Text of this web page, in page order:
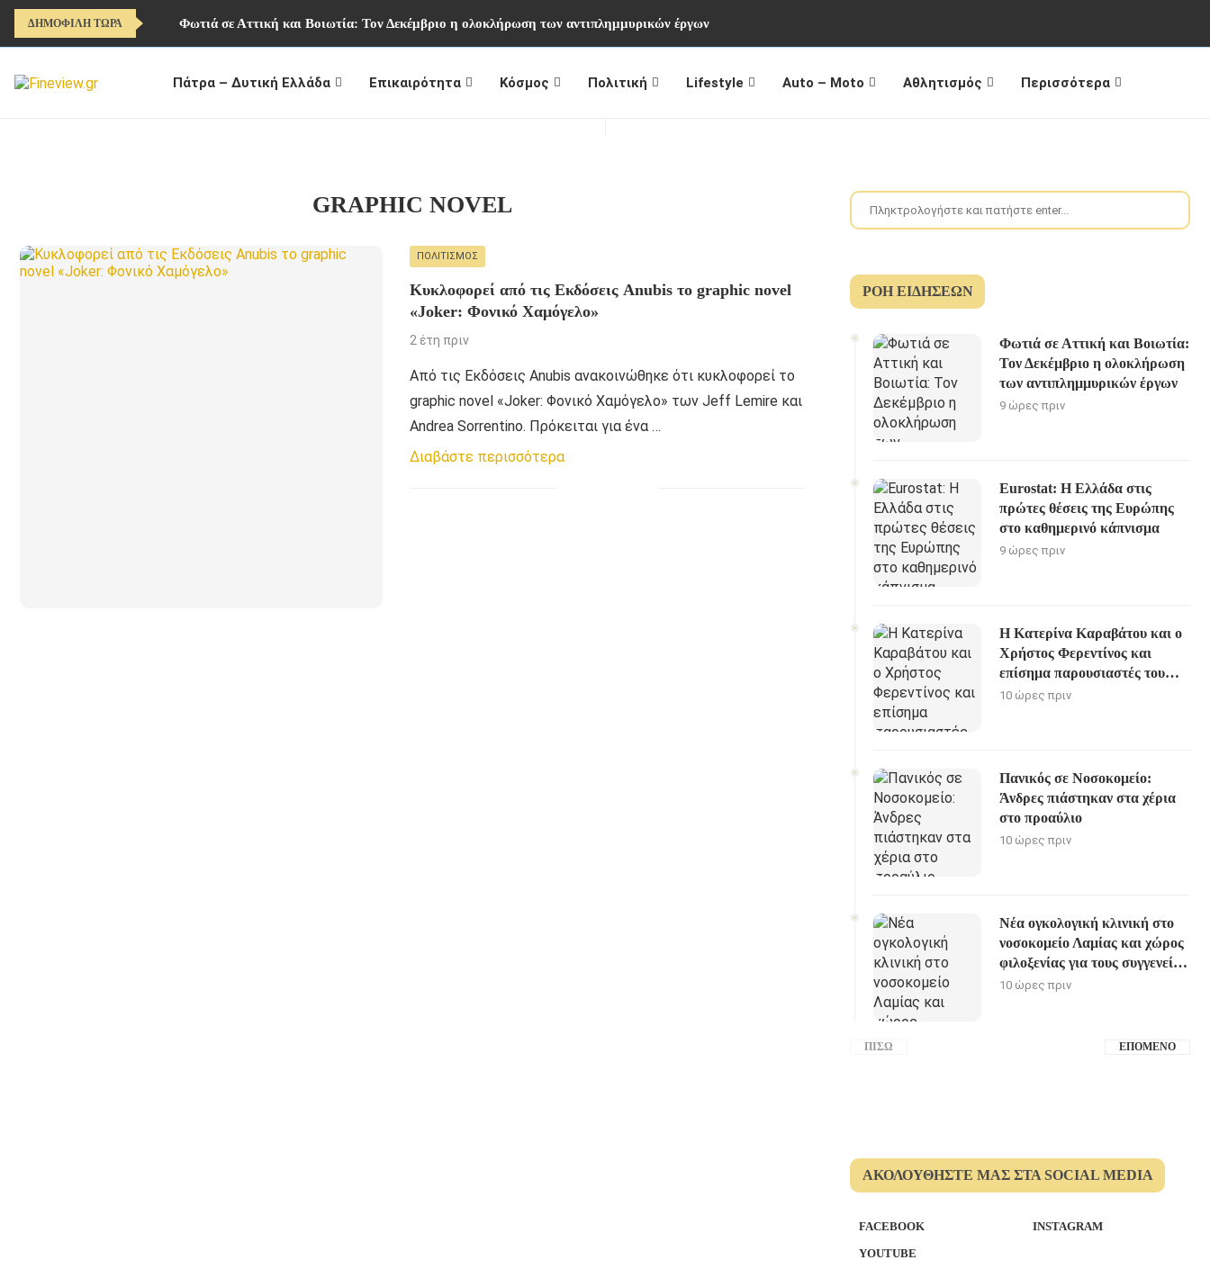
ΔΗΜΟΦΙΛΗ ΤΩΡΑ Φωτιά σε Αττική και Βοιωτία: Τον Δεκέμβριο η ολοκλήρωση των αντιπλημμυρικών έργων
Πάτρα – Δυτική Ελλάδα Επικαιρότητα Κόσμος Πολιτική Lifestyle Auto – Moto Αθλητισμός Περισσότερα
GRAPHIC NOVEL
ΠΟΛΙΤΙΣΜΌΣ
Κυκλοφορεί από τις Εκδόσεις Anubis το graphic novel
«Joker: Φονικό Χαμόγελο»
2 έτη πριν
Από τις Εκδόσεις Anubis ανακοινώθηκε ότι κυκλοφορεί το
graphic novel «Joker: Φονικό Χαμόγελο» των Jeff Lemire και
Andrea Sorrentino. Πρόκειται για ένα …
Διαβάστε περισσότερα
ΡΟΉ ΕΙΔΉΣΕΩΝ
Φωτιά σε Αττική και Βοιωτία:
Τον Δεκέμβριο η ολοκλήρωση
των αντιπλημμυρικών έργων
9 ώρες πριν
Eurostat: Η Ελλάδα στις
πρώτες θέσεις της Ευρώπης
στο καθημερινό κάπνισμα
9 ώρες πριν
Η Κατερίνα Καραβάτου και ο
Χρήστος Φερεντίνος και
επίσημα παρουσιαστές του
«Στούντιο 4»
10 ώρες πριν
Πανικός σε Νοσοκομείο:
Άνδρες πιάστηκαν στα χέρια
στο προαύλιο
10 ώρες πριν
Νέα ογκολογική κλινική στο
νοσοκομείο Λαμίας και χώρος
φιλοξενίας για τους συγγενείς
των ασθενών
10 ώρες πριν
ΠΊΣΩ ΕΠΌΜΕΝΟ
ΑΚΟΛΟΥΘΉΣΤΕ ΜΑΣ ΣΤΑ SOCIAL MEDIA
FACEBOOK
INSTAGRAM
YOUTUBE